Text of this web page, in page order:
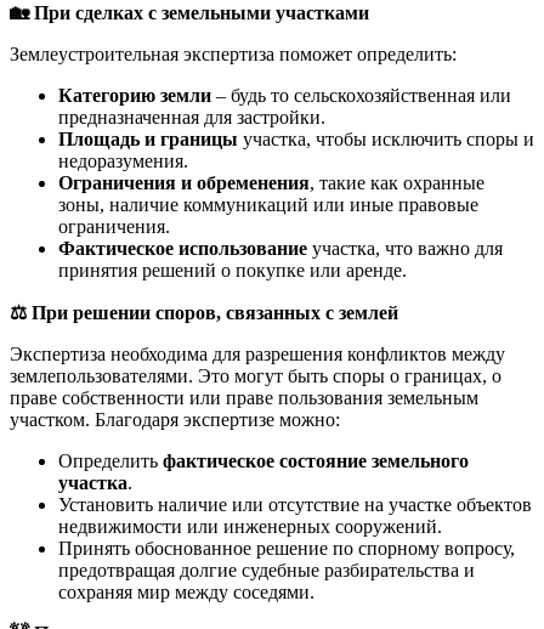
🏡 При сделках с земельными участками
Землеустроительная экспертиза поможет определить:
Категорию земли – будь то сельскохозяйственная или
предназначенная для застройки.
Площадь и границы участка, чтобы исключить споры и
недоразумения.
Ограничения и обременения, такие как охранные
зоны, наличие коммуникаций или иные правовые
ограничения.
Фактическое использование участка, что важно для
принятия решений о покупке или аренде.
⚖️ При решении споров, связанных с землей
Экспертиза необходима для разрешения конфликтов между
землепользователями. Это могут быть споры о границах, о
праве собственности или праве пользования земельным
участком. Благодаря экспертизе можно:
Определить фактическое состояние земельного
участка.
Установить наличие или отсутствие на участке объектов
недвижимости или инженерных сооружений.
Принять обоснованное решение по спорному вопросу,
предотвращая долгие судебные разбирательства и
сохраняя мир между соседями.